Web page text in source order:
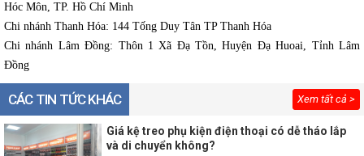
Hóc Môn, TP. Hồ Chí Minh
Chi nhánh Thanh Hóa: 144 Tống Duy Tân TP Thanh Hóa
Chi nhánh Lâm Đồng: Thôn 1 Xã Đạ Tồn, Huyện Đạ Huoai, Tỉnh Lâm
Đồng
Xem tất cả >
CÁC TIN TỨC KHÁC
Giá kệ treo phụ kiện điện thoại có dễ tháo lắp
và di chuyển không?